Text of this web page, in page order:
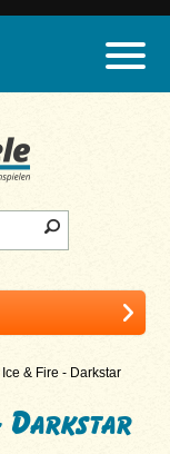
& Fire - Darkstar
Darkstar